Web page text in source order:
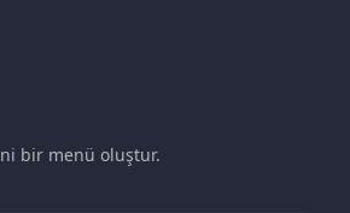
bir menü oluştur.